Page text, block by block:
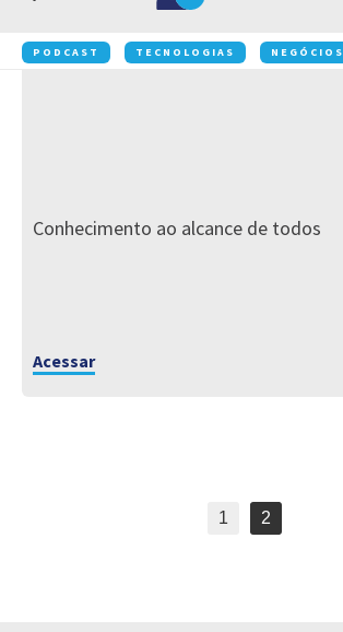
PODCAST TECNOLOGIAS NEGÓCIOS
Conhecimento ao alcance de todos
Acessar
1 2